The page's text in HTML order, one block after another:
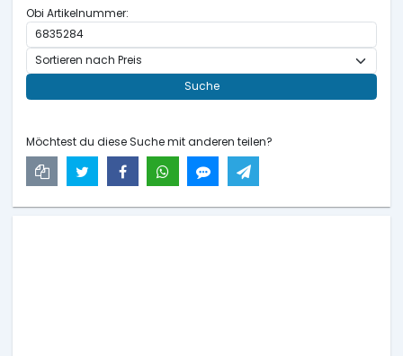
Obi Artikelnummer:
Suche
Möchtest du diese Suche mit anderen teilen?